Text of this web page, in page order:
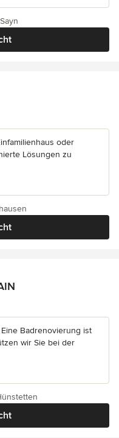
5 Sternen
oder
Lösungen zu
5 Sternen
Badrenovierung ist
wir Sie bei der